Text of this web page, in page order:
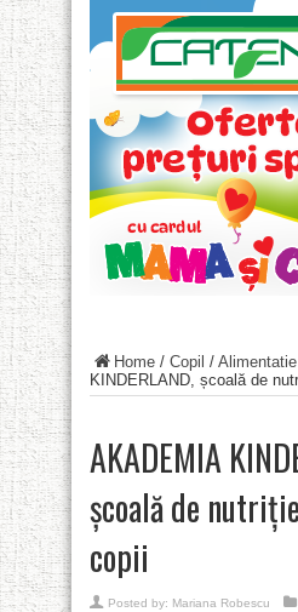
Home / Copil / Alimentatie
KINDERLAND, școală de
AKADEMIA
școală de
copii
Posted by: Mariana Robescu